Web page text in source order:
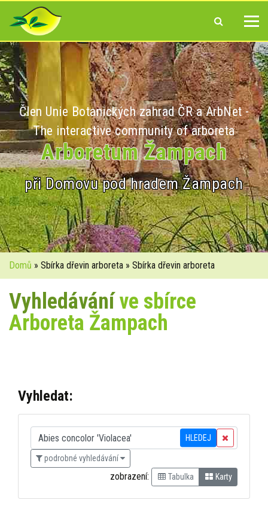
Člen Unie Botanických zahrad ČR a ArbNet -
The interactive community of arboreta
Arboretum Žampach
při Domovu pod hradem Žampach
Domů » Sbírka dřevin arboreta » Sbírka dřevin arboreta
Vyhledáváníve sbírce
Arboreta Žampach
Vyhledat:
HLEDEJ
podrobné vyhledávání
zobrazení: Tabulka Karty